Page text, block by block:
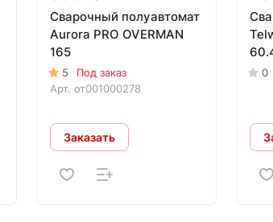
Сварочный полуавтомат
Aurora PRO OVERMAN
165
5
Под заказ
Арт. от001000278
Заказать
0